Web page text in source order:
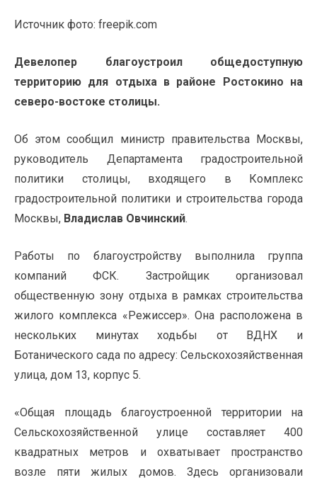
Источник фото: freepik.com
Девелопер благоустроил общедоступную
территорию для отдыха в районе Ростокино на
северо-востоке столицы.
Об этом сообщил министр правительства Москвы,
руководитель Департамента градостроительной
политики столицы, входящего в Комплекс
градостроительной политики и строительства города
Москвы, Владислав Овчинский.
Работы по благоустройству выполнила группа
компаний ФСК. Застройщик организовал
общественную зону отдыха в рамках строительства
жилого комплекса «Режиссер». Она расположена в
нескольких минутах ходьбы от ВДНХ и
Ботанического сада по адресу: Сельскохозяйственная
улица, дом 13, корпус 5.
«Общая площадь благоустроенной территории на
Сельскохозяйственной улице составляет 400
квадратных метров и охватывает пространство
возле пяти жилых домов. Здесь организовали